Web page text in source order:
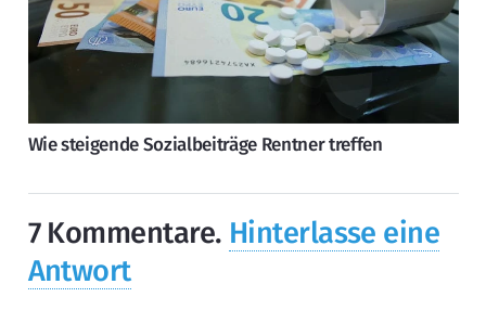
Wie steigende Sozialbeiträge Rentner treffen
7 Kommentare. Hinterlasse eine
Antwort